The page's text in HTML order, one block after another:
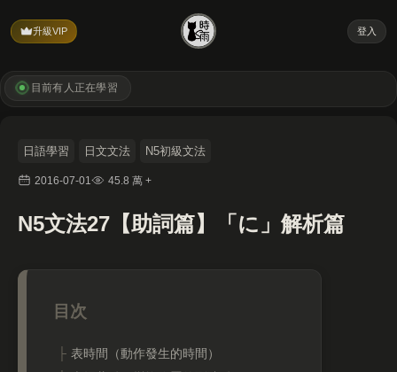
升級VIP 登入
目前有 人正在學習
日語學習 日文文法 N5初級文法
2016-07-01 45.8 萬 +
N5文法27【助詞篇】「に」解析篇
表時間（動作發生的時間）